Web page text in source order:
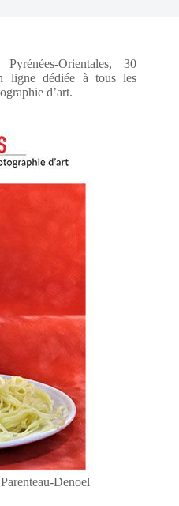
Orientales, 30
ligne dédiée à tous les
d’art.
Denoel